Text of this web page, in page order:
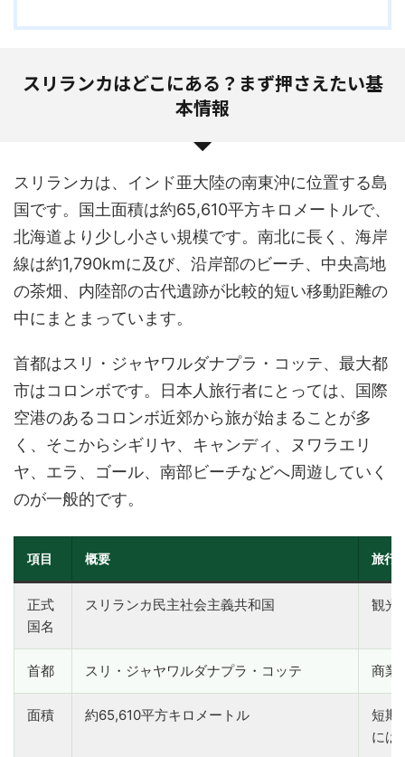
スリランカはどこにある？まず押さえたい基
本情報
スリランカは、インド亜大陸の南東沖に位置する島
国です。国土面積は約65,610平方キロメートルで、
北海道より少し小さい規模です。南北に長く、海岸
線は約1,790kmに及び、沿岸部のビーチ、中央高地
の茶畑、内陸部の古代遺跡が比較的短い移動距離の
中にまとまっています。
首都はスリ・ジャヤワルダナプラ・コッテ、最大都
市はコロンボです。日本人旅行者にとっては、国際
空港のあるコロンボ近郊から旅が始まることが多
く、そこからシギリヤ、キャンディ、ヌワラエリ
ヤ、エラ、ゴール、南部ビーチなどへ周遊していく
のが一般的です。
項目 概要 旅行
正式
国名
スリランカ民主社会主義共和国 観光
首都 スリ・ジャヤワルダナプラ・コッテ 商業
面積 約65,610平方キロメートル
短期
には